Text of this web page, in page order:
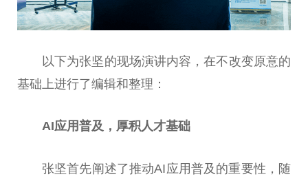
以下为张坚的现场演讲内容，在不改变原意的
基础上进行了编辑和整理：
AI应用普及，厚积人才基础
张坚首先阐述了推动AI应用普及的重要性，随